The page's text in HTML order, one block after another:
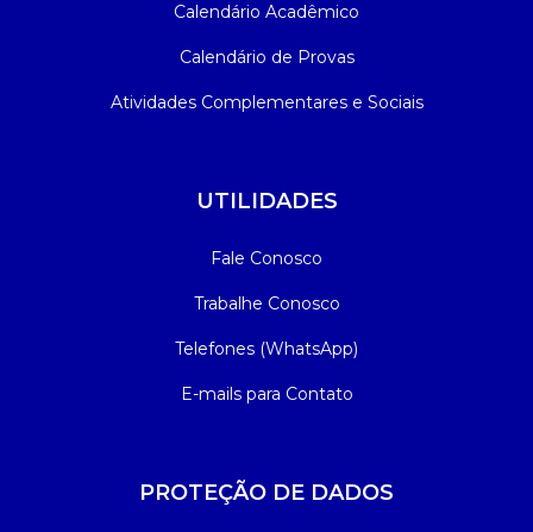
Calendário Acadêmico
Calendário de Provas
Atividades Complementares e Sociais
UTILIDADES
Fale Conosco
Trabalhe Conosco
Telefones (WhatsApp)
E-mails para Contato
PROTEÇÃO DE DADOS